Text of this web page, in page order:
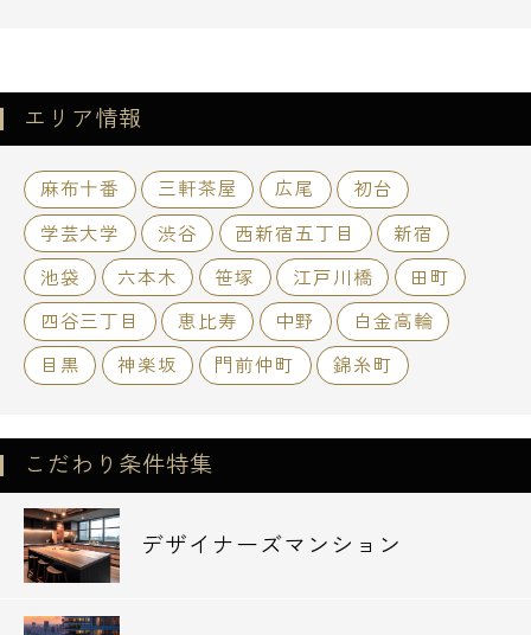
駅 /149,000円 / 1R
エリア情報
麻布十番 三軒茶屋 広尾
初台
学芸大学
渋谷 西新宿五丁目
新宿
池袋
六本木 笹塚 江戸川橋
田町
四谷三丁目
恵比寿 中野
白金高輪
目黒
神楽坂 門前仲町 錦糸町
こだわり条件特集
デザイナーズマンション